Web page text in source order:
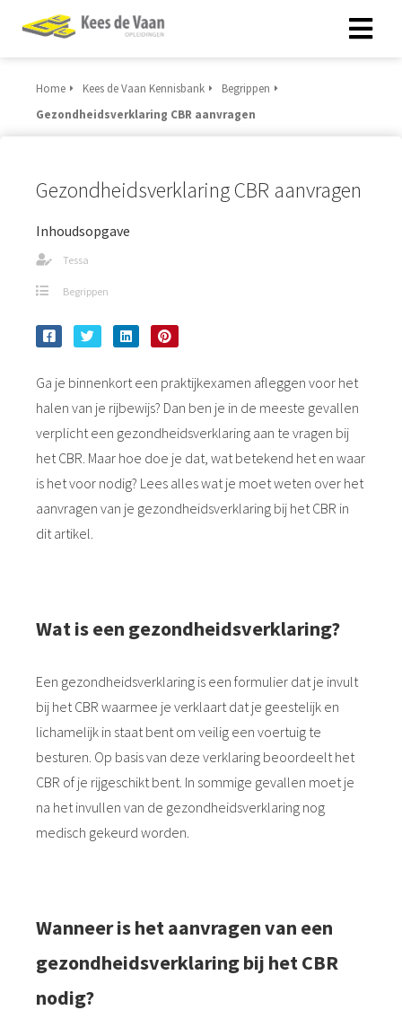
Home Kees de Vaan Kennisbank
Begrippen
Gezondheidsverklaring CBR aanvragen
Gezondheidsverklaring CBR aanvragen
Inhoudsopgave
Tessa
Begrippen
Ga je binnenkort een praktijkexamen afleggen voor het
halen van je rijbewijs? Dan ben je in de meeste gevallen
verplicht een gezondheidsverklaring aan te vragen bij
het CBR. Maar hoe doe je dat, wat betekend het en waar
is het voor nodig? Lees alles wat je moet weten over het
aanvragen van je gezondheidsverklaring bij het CBR in
dit artikel.
Wat is een gezondheidsverklaring?
Een gezondheidsverklaring is een formulier dat je invult
bij het CBR waarmee je verklaart dat je geestelijk en
lichamelijk in staat bent om veilig een voertuig te
besturen. Op basis van deze verklaring beoordeelt het
CBR of je rijgeschikt bent. In sommige gevallen moet je
na het invullen van de gezondheidsverklaring nog
medisch gekeurd worden.
Wanneer is het aanvragen van een
gezondheidsverklaring bij het CBR
nodig?